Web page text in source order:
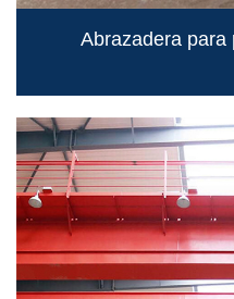
Abrazadera para